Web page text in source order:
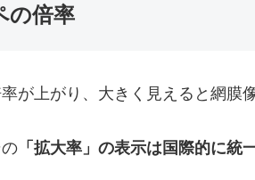
の倍率
が上がり、大きく見えると網
「拡大率」の表示は国際的に統